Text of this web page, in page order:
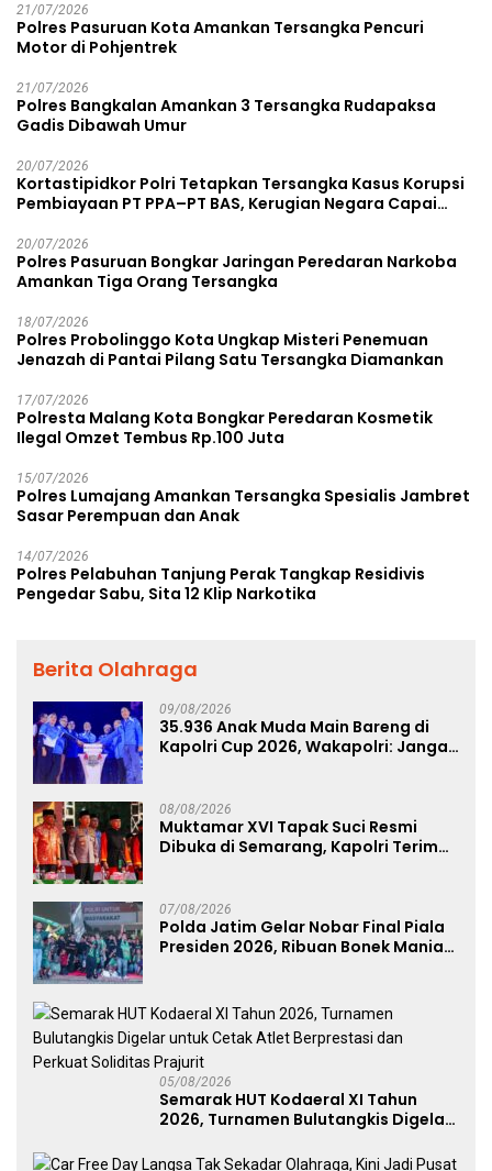
21/07/2026
Polres Pasuruan Kota Amankan Tersangka Pencuri
Motor di Pohjentrek
21/07/2026
Polres Bangkalan Amankan 3 Tersangka Rudapaksa
Gadis Dibawah Umur
20/07/2026
Kortastipidkor Polri Tetapkan Tersangka Kasus Korupsi
Pembiayaan PT PPA–PT BAS, Kerugian Negara Capai
20/07/2026
Polres Pasuruan Bongkar Jaringan Peredaran Narkoba
Amankan Tiga Orang Tersangka
18/07/2026
Polres Probolinggo Kota Ungkap Misteri Penemuan
Jenazah di Pantai Pilang Satu Tersangka Diamankan
17/07/2026
Polresta Malang Kota Bongkar Peredaran Kosmetik
Ilegal Omzet Tembus Rp.100 Juta
15/07/2026
Polres Lumajang Amankan Tersangka Spesialis Jambret
Sasar Perempuan dan Anak
14/07/2026
Polres Pelabuhan Tanjung Perak Tangkap Residivis
Pengedar Sabu, Sita 12 Klip Narkotika
Berita Olahraga
09/08/2026
35.936 Anak Muda Main Bareng di
Kapolri Cup 2026, Wakapolri: Jangan
08/08/2026
Muktamar XVI Tapak Suci Resmi
Dibuka di Semarang, Kapolri Terima
07/08/2026
Polda Jatim Gelar Nobar Final Piala
Presiden 2026, Ribuan Bonek Mania
05/08/2026
Semarak HUT Kodaeral XI Tahun
2026, Turnamen Bulutangkis Digelar
Perkuat Soliditas Prajurit